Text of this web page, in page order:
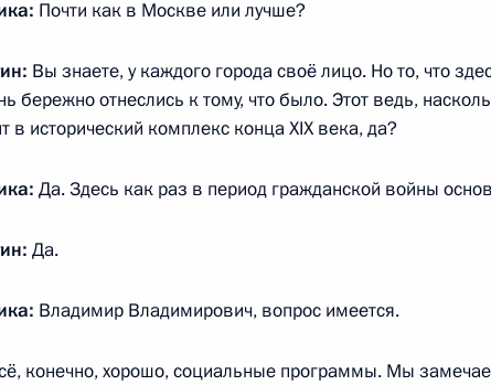
образовательного центра «Сириус»
2018 года, 18:00 Сочи
для прессы по итогам переговоров с
2018 года, 13:50
с Президентом Азербайджана Ильхамом
Почти как в Москве или лучше?
Вы знаете, у каждого города своё лицо. Но то, что
бережно отнеслись к тому, что было. Этот ведь,
в исторический комплекс конца XIX века, да?
Да. Здесь как раз в период гражданской войны
Да.
Владимир Владимирович, вопрос имеется.
конечно, хорошо, социальные программы. Мы